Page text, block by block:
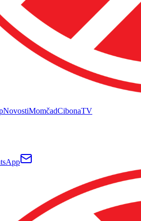
NovostiMomčadCibonaTV